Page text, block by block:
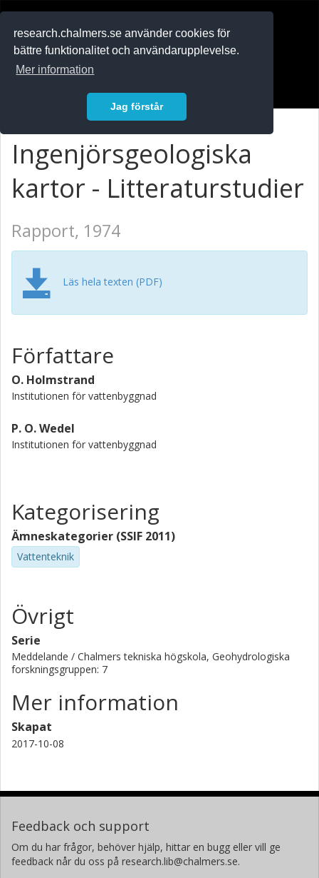
research.chalmers.se använder cookies för
bättre funktionalitet och användarupplevelse.
Mer information
Jag förstår
Ingenjörsgeologiska
kartor - Litteraturstudier
Rapport, 1974
Läs hela texten (PDF)
Författare
O. Holmstrand
Institutionen för vattenbyggnad
P. O. Wedel
Institutionen för vattenbyggnad
Kategorisering
Ämneskategorier (SSIF 2011)
Vattenteknik
Övrigt
Serie
Meddelande / Chalmers tekniska högskola, Geohydrologiska
forskningsgruppen: 7
Mer information
Skapat
2017-10-08
Feedback och support
Om du har frågor, behöver hjälp, hittar en bugg eller vill ge
feedback når du oss på research.lib@chalmers.se.